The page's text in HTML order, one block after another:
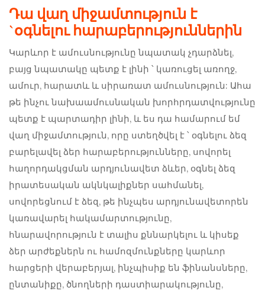
Դա վաղ միջամտություն է
`օգնելու հարաբերություններին
Կարևոր է ամուսնությունը նպատակ չդարձնել,
բայց նպատակը պետք է լինի ՝ կառուցել առողջ,
ամուր, հարատև և սիրառատ ամուսնություն: Ահա
թե ինչու նախաամուսնական խորհրդատվությունը
պետք է պարտադիր լինի, և ես դա համարում եմ
վաղ միջամտություն, որը ստեղծվել է ՝ օգնելու ձեզ
բարելավել ձեր հարաբերությունները, սովորել
հաղորդակցման արդյունավետ ձևեր, օգնել ձեզ
իրատեսական ակնկալիքներ սահմանել,
սովորեցնում է ձեզ, թե ինչպես արդյունավետորեն
կառավարել հակամարտությունը,
հնարավորություն է տալիս քննարկելու և կիսեք
ձեր արժեքներն ու համոզմունքները կարևոր
հարցերի վերաբերյալ, ինչպիսիք են ֆինանսները,
ընտանիքը, ծնողների դաստիարակությունը,